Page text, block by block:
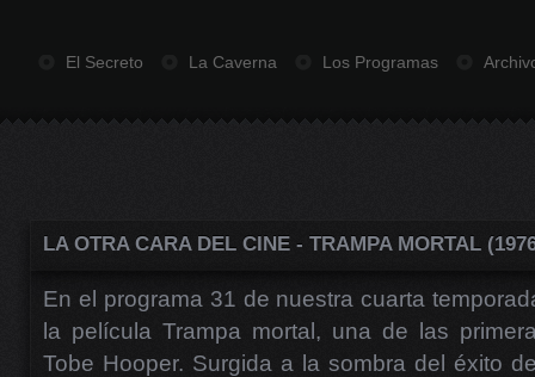
El Secreto La Caverna Los Programas
LA OTRA CARA DEL CINE - TRAMPA MORTAL
En el programa 31 de nuestra cuarta
la película Trampa mortal, una de las
Tobe Hooper. Surgida a la sombra del éxito